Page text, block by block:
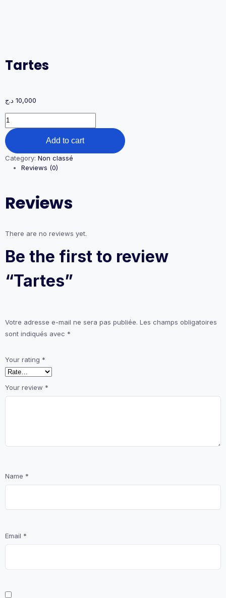
Tartes
10,000 د.ج
Tartes
quantity
Add to cart
Category: Non classé
Reviews (0)
Reviews
There are no reviews yet.
Be the first to review
“Tartes”
Votre adresse e-mail ne sera pas publiée. Les champs obligatoires
sont indiqués avec *
Your rating *
Your review *
Name *
Email *